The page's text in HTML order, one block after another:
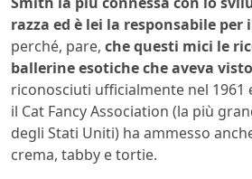
razza ed è lei la responsabile per
perché, pare, che questi mici le
ballerine esotiche che aveva
riconosciuti ufficialmente nel 1961
il Cat Fancy Association (la più
degli Stati Uniti) ha ammesso
crema, tabby e tortie.